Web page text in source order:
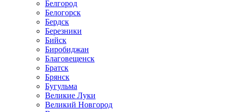
Белгород
Белогорск
Бердск
Березники
Бийск
Биробиджан
Благовещенск
Братск
Брянск
Бугульма
Великие Луки
Великий Новгород